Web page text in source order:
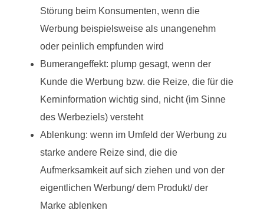
Störung beim Konsumenten, wenn die
Werbung beispielsweise als unangenehm
oder peinlich empfunden wird
Bumerangeffekt: plump gesagt, wenn der
Kunde die Werbung bzw. die Reize, die für die
Kerninformation wichtig sind, nicht (im Sinne
des Werbeziels) versteht
Ablenkung: wenn im Umfeld der Werbung zu
starke andere Reize sind, die die
Aufmerksamkeit auf sich ziehen und von der
eigentlichen Werbung/ dem Produkt/ der
Marke ablenken